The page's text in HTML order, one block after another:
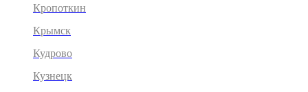
Кропоткин
Крымск
Кудрово
Кузнецк